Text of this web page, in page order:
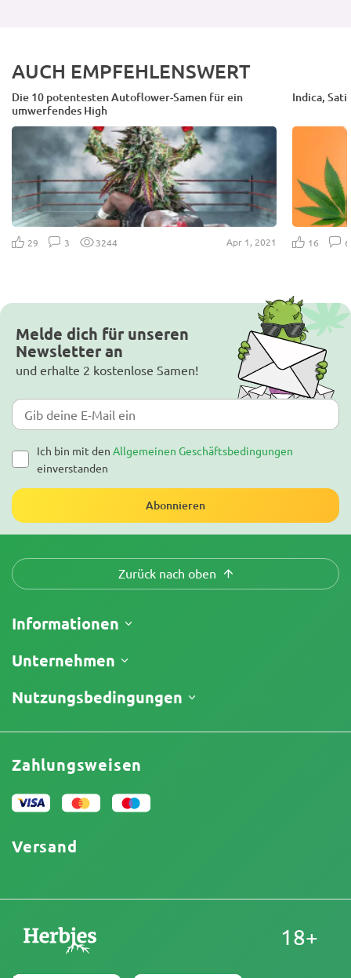
AUCH EMPFEHLENSWERT
Die 10 potentesten Autoflower-Samen für ein
umwerfendes High
29 3 3244 Apr 1, 2021
Indica,
16
Melde dich für unseren
Newsletter an
und erhalte 2 kostenlose Samen!
Ich bin mit den Allgemeinen Geschäftsbedingungen
einverstanden
Abonnieren
Zurück nach oben
Informationen
Versand
Rückgaberecht
Unternehmen
Über uns
Testberichte
Affiliate-Partnerschaft
Unser Autorenteam
Sitemap
Nutzungsbedingungen
Geschäftsbedingungen
Datenschutzrichtlinie
Cookies-Richtlinie
Impressum
Zahlungsweisen
Versand
18+